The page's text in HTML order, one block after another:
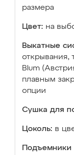
размера
Цвет: на
Выкатные
открывания,
Blum
плавным
опции
Сушка для
Цоколь: в
Подъемники